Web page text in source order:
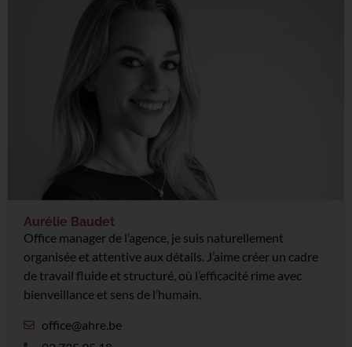
Aurélie Baudet
Office manager de l’agence, je suis naturellement
organisée et attentive aux détails. J’aime créer un cadre
de travail fluide et structuré, où l’efficacité rime avec
bienveillance et sens de l’humain.
office@ahre.be